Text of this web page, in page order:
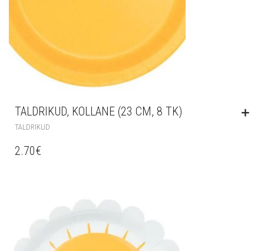
TALDRIKUD, KOLLANE (23 CM, 8 TK)
TALDRIKUD
2.70€